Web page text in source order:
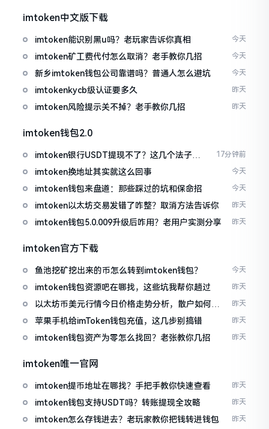
imtoken中文版下载
imtoken能识别黑u吗？老玩家告诉你真相 今天
imtoken矿工费代付怎么取消？老手教你几招 今天
新乡imtoken钱包公司靠谱吗？普通人怎么避坑 今天
imtokenkycb级认证要多久 昨天
imtoken风险提示关不掉？老手教你几招 昨天
imtoken钱包2.0
imtoken银行USDT提现不了？这几个法子能
帮你搞定
17分钟前
imtoken换地址其实就这么回事 今天
imtoken钱包来盘道：那些踩过的坑和保命招 今天
imtoken以太坊交易发错了咋整？取消方法告诉你 昨天
imtoken钱包5.0.009升级后咋用？老用户实测分享 昨天
imtoken官方下载
鱼池挖矿挖出来的币怎么转到imtoken钱包？ 今天
imtoken钱包资源吧在哪找，这些坑我帮你趟过 昨天
以太坊币美元行情今日价格走势分析，散户如何避
免追涨杀跌被套牢
昨天
苹果手机给imToken钱包充值，这几步别搞错 昨天
imtoken钱包资产为零怎么找回？老张教你几招 昨天
imtoken唯一官网
imtoken提币地址在哪找？手把手教你快速查看 昨天
imtoken钱包支持USDT吗？转账提现全攻略 昨天
imtoken怎么存钱进去？老玩家教你把钱转进钱包 昨天